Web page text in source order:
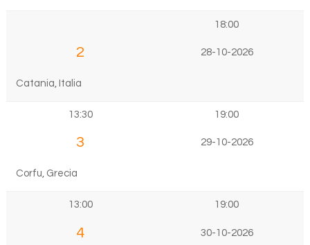
18:00
2 28-10-2026
Catania, Italia
13:30 19:00
3 29-10-2026
Corfu, Grecia
13:00 19:00
4 30-10-2026